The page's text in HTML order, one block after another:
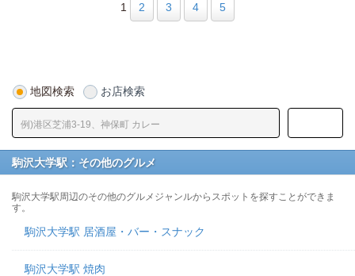
1 2 3 4 5
地図検索 お店検索
駒沢大学駅：その他のグルメ
駒沢大学駅周辺のその他のグルメジャンルからスポットを探すことができま
す。
駒沢大学駅 居酒屋・バー・スナック
駒沢大学駅 焼肉